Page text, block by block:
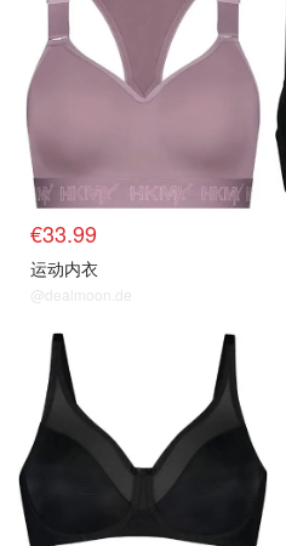
€33.99
运动内衣
@dealmoon.de